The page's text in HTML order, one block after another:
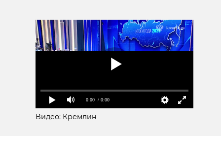
0:00 / 0:00
Видео: Кремлин